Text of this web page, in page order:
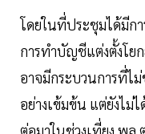
โดยในที่ประชุมได้มีก
การทำบัญชีแต่งตั้งโย
อาจมีกระบวนการที่ไ
อย่างเข้มข้น แต่ยังไม่